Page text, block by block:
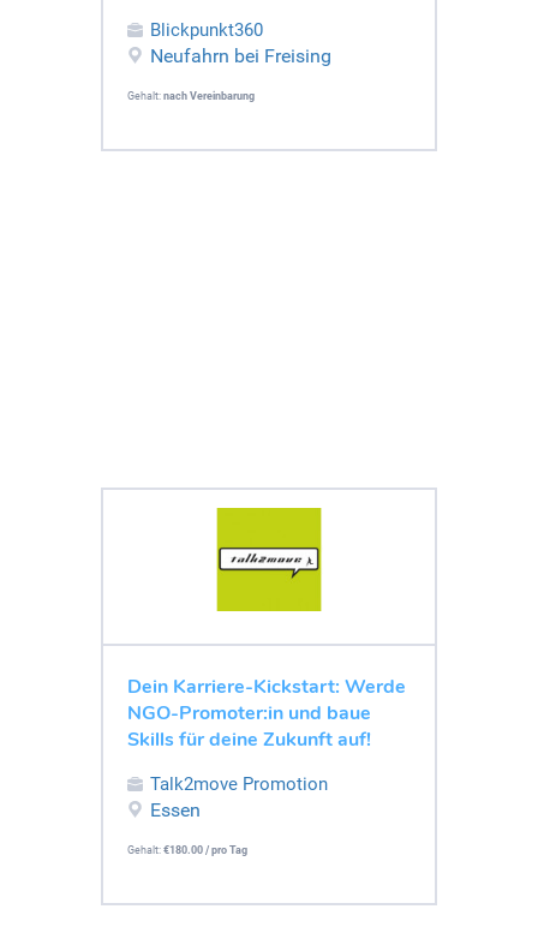
Blickpunkt360
Neufahrn bei Freising
Gehalt: nach Vereinbarung
Dein Karriere-Kickstart: Werde
NGO-Promoter:in und baue
Skills für deine Zukunft auf!
Talk2move Promotion
Essen
Gehalt: €180.00 / pro Tag